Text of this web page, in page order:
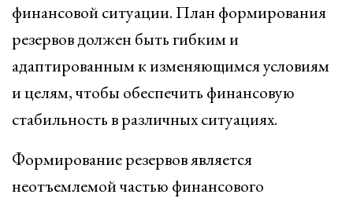
финансовой ситуации. План формирования
резервов должен быть гибким и
адаптированным к изменяющимся условиям
и целям, чтобы обеспечить финансовую
стабильность в различных ситуациях.
Формирование резервов является
неотъемлемой частью финансового